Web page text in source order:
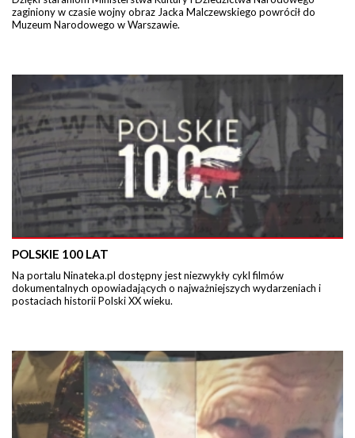
zaginiony w czasie wojny obraz Jacka Malczewskiego powrócił do
Muzeum Narodowego w Warszawie.
POLSKIE 100 LAT
Na portalu Ninateka.pl dostępny jest niezwykły cykl filmów
dokumentalnych opowiadających o najważniejszych wydarzeniach i
postaciach historii Polski XX wieku.